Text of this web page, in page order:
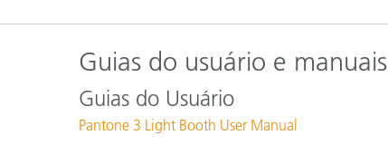
Guias do usuário e manuais
Guias do Usuário
Pantone 3 Light Booth User Manual